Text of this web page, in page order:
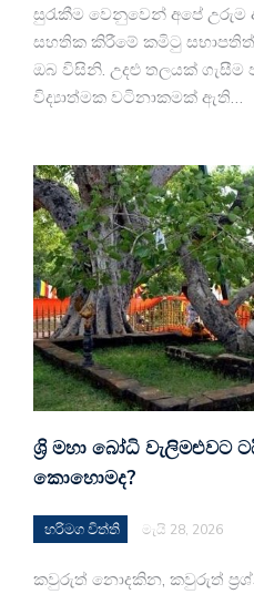
සුරැකීම වෙනුවෙන් අපේ උරුම
සහතික කිරීමේ කමිටු
ඔබ විසිනි. උදළු තලයක් ගැසීම
විද්‍යාත්මක වටිනාකමක් ඇති…
ශ්‍රි මහා බෝධි
කොහොමද?
හරිමග විත්ති මැයි 28, 2026
කවුරුත් නොදකින, කවුරුත්